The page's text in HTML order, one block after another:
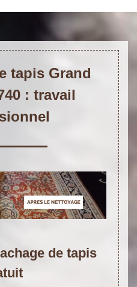
tapis Grand
: travail
de tapis